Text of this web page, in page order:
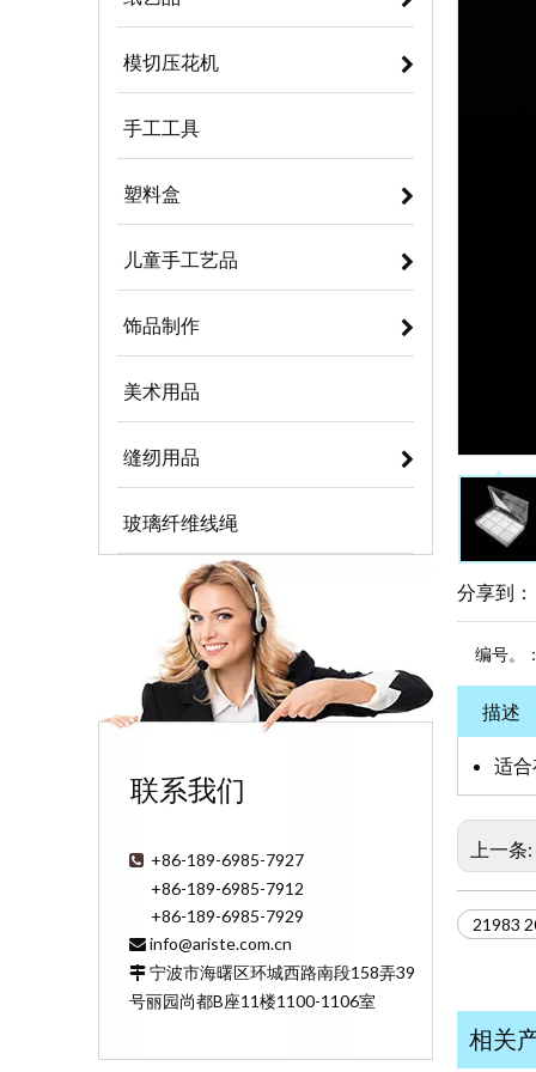
模切压花机
手工工具
塑料盒
儿童手工艺品
饰品制作
美术用品
缝纫用品
玻璃纤维线绳
联系我们
 +86-189-6985-7927
+86-189-6985-7912
+86-189-6985-7929
 info@ariste.com.cn
 宁波市海曙区环城西路南段158弄39
号丽园尚都B座11楼1100-1106室
分享到：
编号。
描述
适
上一条:
21983
相关